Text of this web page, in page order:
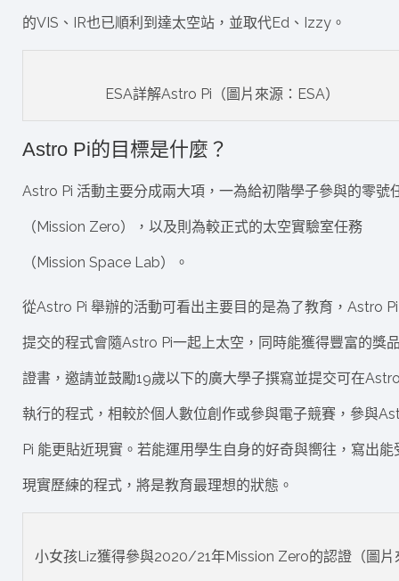
的VIS、IR也已順利到達太空站，並取代Ed、Izzy。
ESA詳解Astro Pi（圖片來源：ESA）
Astro Pi的目標是什麼？
Astro Pi 活動主要分成兩大項，一為給初階學子參與的零號
（Mission Zero），以及則為較正式的太空實驗室任務
（Mission Space Lab）。
從Astro Pi 舉辦的活動可看出主要目的是為了教育，Astro
提交的程式會隨Astro Pi一起上太空，同時能獲得豐富的獎
證書，邀請並鼓勵19歲以下的廣大學子撰寫並提交可在
執行的程式，相較於個人數位創作或參與電子競賽，參與
Pi 能更貼近現實。若能運用學生自身的好奇與嚮往，寫出能
現實歷練的程式，將是教育最理想的狀態。
小女孩Liz獲得參與2020/21年Mission Zero的認證（圖片